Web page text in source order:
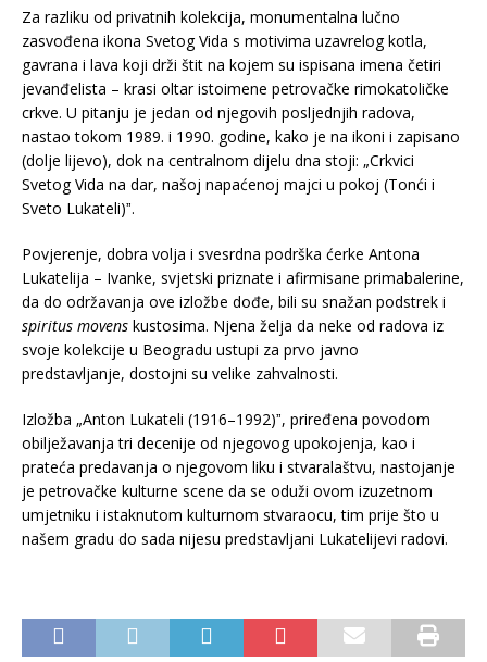
Za razliku od privatnih kolekcija, monumentalna lučno
zasvođena ikona Svetog Vida s motivima uzavrelog kotla,
gavrana i lava koji drži štit na kojem su ispisana imena četiri
jevanđelista – krasi oltar istoimene petrovačke rimokatoličke
crkve. U pitanju je jedan od njegovih posljednjih radova,
nastao tokom 1989. i 1990. godine, kako je na ikoni i zapisano
(dolje lijevo), dok na centralnom dijelu dna stoji: „Crkvici
Svetog Vida na dar, našoj napaćenoj majci u pokoj (Tonći i
Sveto Lukateli)ˮ.
Povjerenje, dobra volja i svesrdna podrška ćerke Antona
Lukatelija – Ivanke, svjetski priznate i afirmisane primabalerine,
da do održavanja ove izložbe dođe, bili su snažan podstrek i
spiritus movens kustosima. Njena želja da neke od radova iz
svoje kolekcije u Beogradu ustupi za prvo javno
predstavljanje, dostojni su velike zahvalnosti.
Izložba „Anton Lukateli (1916–1992)ˮ, priređena povodom
obilježavanja tri decenije od njegovog upokojenja, kao i
prateća predavanja o njegovom liku i stvaralaštvu, nastojanje
je petrovačke kulturne scene da se oduži ovom izuzetnom
umjetniku i istaknutom kulturnom stvaraocu, tim prije što u
našem gradu do sada nijesu predstavljani Lukatelijevi radovi.